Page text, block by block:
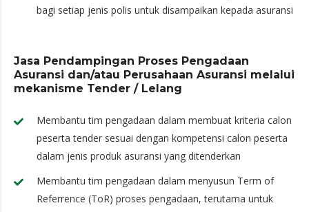
bagi setiap jenis polis untuk disampaikan kepada asuransi
Jasa Pendampingan Proses Pengadaan
Asuransi dan/atau Perusahaan Asuransi melalui
mekanisme Tender / Lelang
Membantu tim pengadaan dalam membuat kriteria calon
peserta tender sesuai dengan kompetensi calon peserta
dalam jenis produk asuransi yang ditenderkan
Membantu tim pengadaan dalam menyusun Term of
Referrence (ToR) proses pengadaan, terutama untuk